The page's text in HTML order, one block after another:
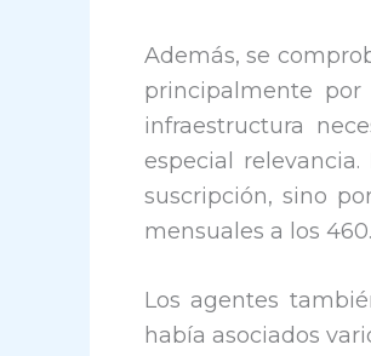
Además, se
principalmente
infraestructura
especial
suscripción, sino
mensuales a los 460.
Los agentes
había asociados